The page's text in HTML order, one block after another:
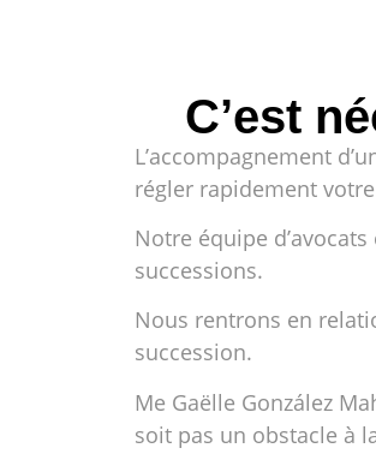
C’est
L’accompagnement
régler rapidement
Notre équipe
successions.
Nous rentrons en
succession.
Me Gaëlle González
soit pas un obstacle à